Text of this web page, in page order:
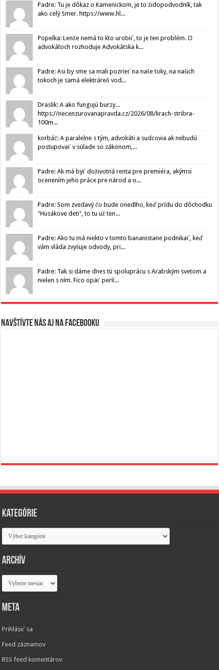
Padre: Tu je dôkaz o Kamenickom, je to židopodvodník, tak
ako celý Smer. https://www.hl...
Popelka: Lenže nemá to kto urobiť, to je ten problém. O
advokátoch rozhoduje Advokátska k...
Padre: Asi by sme sa mali pozrieť na naše toky, na našich
tokoch je samá elektráreň vod...
Draslik: A ako fungujú burzy...
https://necenzurovanapravda.cz/2026/08/krach-stribra-
100m...
korbáč: A paralelne s tým, advokáti a sudcovia ak nebudú
postupovať v súlade so zákonom,...
Padre: Ak má byť doživotná renta pre premiéra, akýmsi
ocenením jeho práce pre národ a o...
Padre: Som zvedavý čo bude onedlho, keď prídu do dôchodku
"Husákove deti", to tu už ten...
Padre: Ako tu má niekto v tomto bananistane podnikať, keď
vám vláda zvyšuje odvody, pri...
Padre: Tak si dáme dnes tú spoluprácu s Arabským svetom a
nielen s ním. Fico opäť perlí...
Navštívte nás aj na Facebooku
Kategórie
Kategórie
Archív
Archív
Meta
Prihlásiť sa
Feed záznamov
RSS feed komentárov